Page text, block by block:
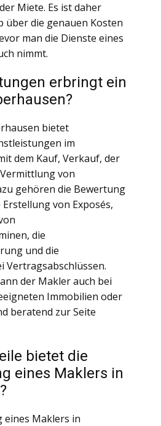
Miete. Es ist daher
über die genauen Kosten
man die Dienste eines
nimmt.
erbringt ein
bietet
im
dem Kauf, Verkauf, der
von
gehören die Bewertung
von Exposés,
die
und die
Vertragsabschlüssen.
der Makler auch bei
Immobilien oder
beratend zur Seite
bietet die
eines Maklers in
eines Maklers in